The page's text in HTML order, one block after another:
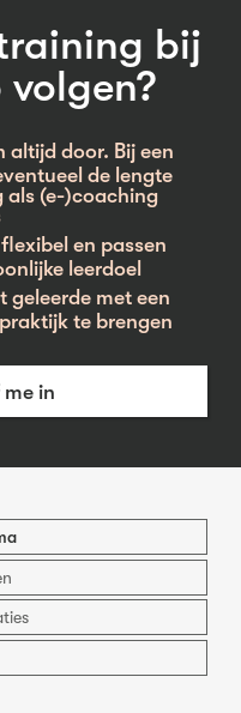
bij
volgen?
altijd door. Bij een
de lengte
als (e-)coaching
en passen
leerdoel
geleerde met een
te brengen
in